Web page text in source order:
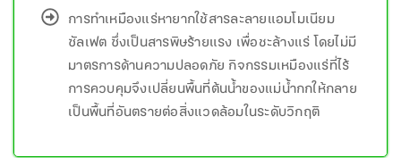
การทำเหมืองแร่หายากใช้สารละลายแอมโมเนียม
ซัลเฟต ซึ่งเป็นสารพิษร้ายแรง เพื่อชะล้างแร่ โดยไม่มี
มาตรการด้านความปลอดภัย กิจกรรมเหมืองแร่ที่ไร้
การควบคุมจึงเปลี่ยนพื้นที่ต้นน้ำของแม่น้ำกกให้กลาย
เป็นพื้นที่อันตรายต่อสิ่งแวดล้อมในระดับวิกฤติ